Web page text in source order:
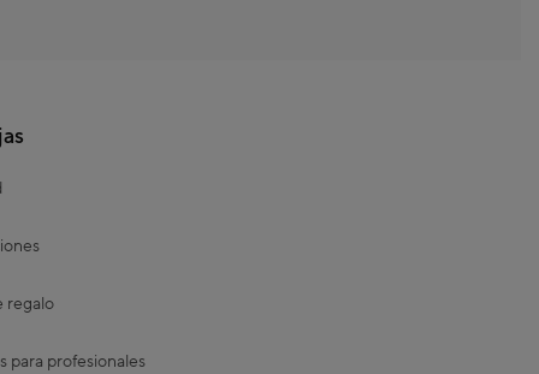
regalo
para profesionales